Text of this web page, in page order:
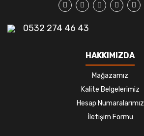
0532 274 46 43
HAKKIMIZDA
Mağazamız
Kalite Belgelerimiz
Hesap Numaralarımız
İletişim Formu